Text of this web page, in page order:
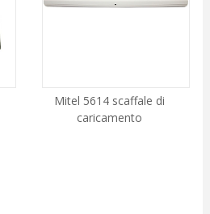
Mitel 5614 scaffale di
caricamento